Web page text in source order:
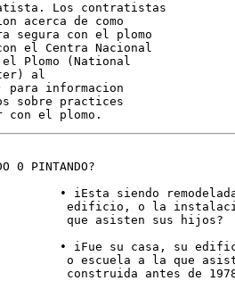
Los contratistas
acerca de como
segura con el plomo
el Centra Nacional
Plomo (National
al
para informacion
sobre practices
0 PINTANDO?
• iEsta siendo
edificio, o la
que asisten sus hijos?
• iFue su casa, su
o escuela a la que
construida antes de